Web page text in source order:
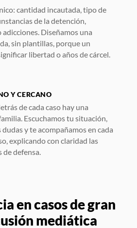
cantidad incautada, tipo de
de la detención,
Diseñamos una
sin plantillas, porque un
libertad o años de cárcel.
Y CERCANO
de cada caso hay una
Escuchamos tu situación,
y te acompañamos en cada
explicando con claridad las
defensa.
en casos de gran
mediática